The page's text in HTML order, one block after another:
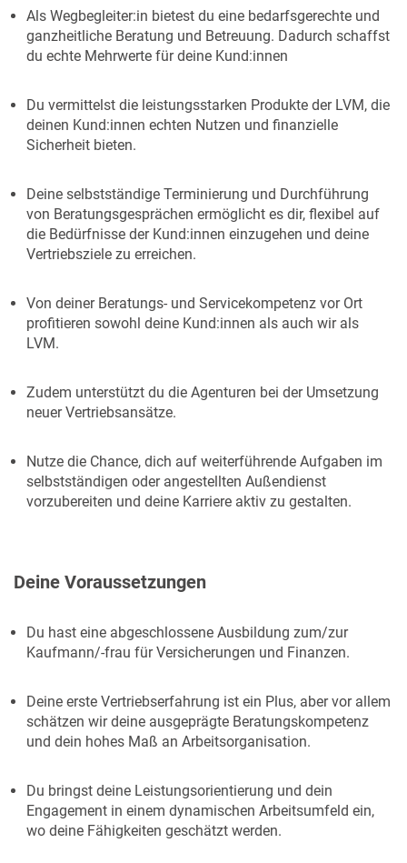
Als Wegbegleiter:in bietest du eine bedarfsgerechte und
ganzheitliche Beratung und Betreuung. Dadurch schaffst
du echte Mehrwerte für deine Kund:innen
Du vermittelst die leistungsstarken Produkte der LVM, die
deinen Kund:innen echten Nutzen und finanzielle
Sicherheit bieten.
Deine selbstständige Terminierung und Durchführung
von Beratungsgesprächen ermöglicht es dir, flexibel auf
die Bedürfnisse der Kund:innen einzugehen und deine
Vertriebsziele zu erreichen.
Von deiner Beratungs- und Servicekompetenz vor Ort
profitieren sowohl deine Kund:innen als auch wir als
LVM.
Zudem unterstützt du die Agenturen bei der Umsetzung
neuer Vertriebsansätze.
Nutze die Chance, dich auf weiterführende Aufgaben im
selbstständigen oder angestellten Außendienst
vorzubereiten und deine Karriere aktiv zu gestalten.
Deine Voraussetzungen
Du hast eine abgeschlossene Ausbildung zum/zur
Kaufmann/-frau für Versicherungen und Finanzen.
Deine erste Vertriebserfahrung ist ein Plus, aber vor allem
schätzen wir deine ausgeprägte Beratungskompetenz
und dein hohes Maß an Arbeitsorganisation.
Du bringst deine Leistungsorientierung und dein
Engagement in einem dynamischen Arbeitsumfeld ein,
wo deine Fähigkeiten geschätzt werden.